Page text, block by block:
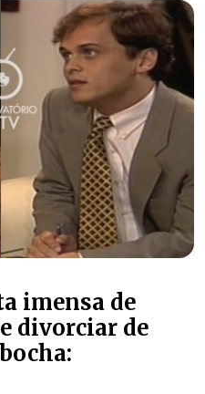
imensa de
divorciar de